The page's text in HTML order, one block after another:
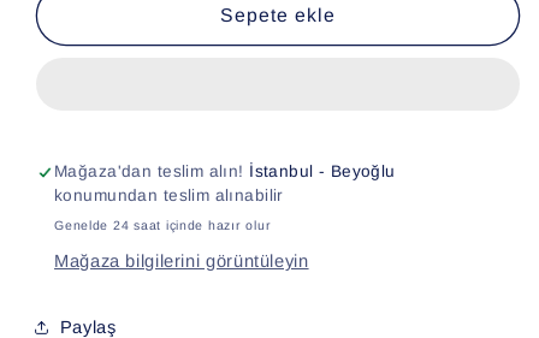
Sepete ekle
Mağaza'dan teslim alın! İstanbul - Beyoğlu
konumundan teslim alınabilir
Genelde 24 saat içinde hazır olur
Mağaza bilgilerini görüntüleyin
Paylaş